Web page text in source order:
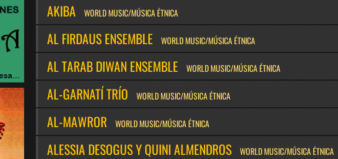
AKIBA WORLD MUSIC/MÚSICA ÉTNICA
AL FIRDAUS ENSEMBLE WORLD MUSIC/MÚSICA ÉTNICA
AL TARAB DIWAN ENSEMBLE WORLD MUSIC/MÚSICA ÉTNICA
AL-GARNATÍ TRÍO WORLD MUSIC/MÚSICA ÉTNICA
AL-MAWROR WORLD MUSIC/MÚSICA ÉTNICA
ALESSIA DESOGUS Y QUINI ALMENDROS WORLD MUSIC/MÚSICA ÉTNICA